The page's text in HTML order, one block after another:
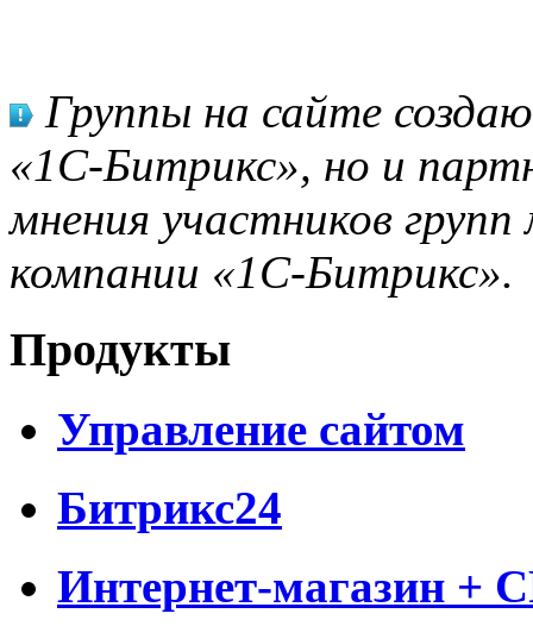
Группы на сайте
«1С-Битрикс», но и
мнения участников
компании «1С-Битрикс».
Продукты
Управление сайтом
Битрикс24
Интернет-магазин +